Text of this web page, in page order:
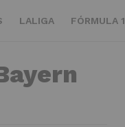
LALIGA FÓRMULA 1